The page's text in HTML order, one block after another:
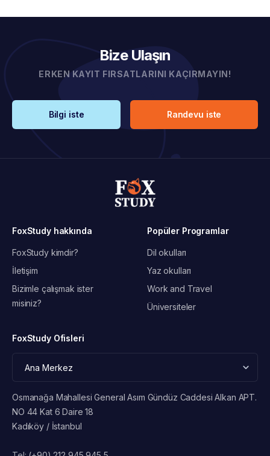
Bize Ulaşın
ERKEN KAYIT FIRSATLARINI KAÇIRMAYIN!
Bilgi iste Randevu iste
FoxStudy hakkında
FoxStudy kimdir?
İletişim
Bizimle çalışmak ister
misiniz?
Popüler Programlar
Dil okulları
Yaz okulları
Work and Travel
Üniversiteler
FoxStudy Ofisleri
Osmanağa Mahallesi General Asım Gündüz Caddesi Alkan APT.
NO 44 Kat 6 Daire 18
Kadıköy / İstanbul